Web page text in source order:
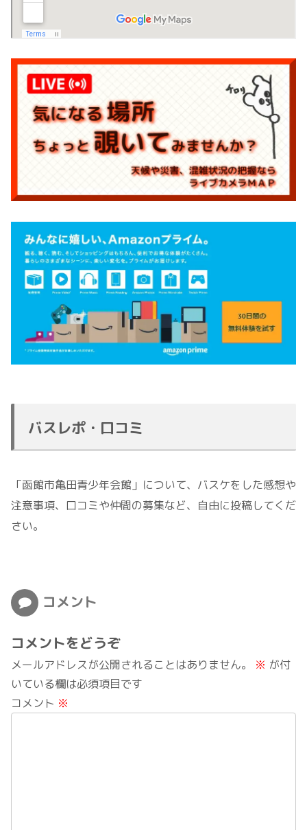
バスレポ・口コミ
「函館市亀田青少年会館」について、バスケをした感想や
注意事項、口コミや仲間の募集など、自由に投稿してくだ
さい。
コメント
コメントをどうぞ
メールアドレスが公開されることはありません。 ※ が付
いている欄は必須項目です
コメント ※